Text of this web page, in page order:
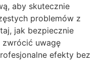
aby skutecznie
problemów z
jak bezpiecznie
uwagę
efekty bez